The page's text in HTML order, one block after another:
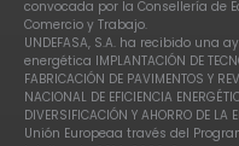
convocada por la Consellería de
Comercio y Trabajo.
UNDEFASA, S.A. ha recibido una
energética IMPLANTACIÓN DE
FABRICACIÓN DE PAVIMENTOS Y
NACIONAL DE EFICIENCIA
DIVERSIFICACIÓN Y AHORRO DE
Unión Europeaa través del